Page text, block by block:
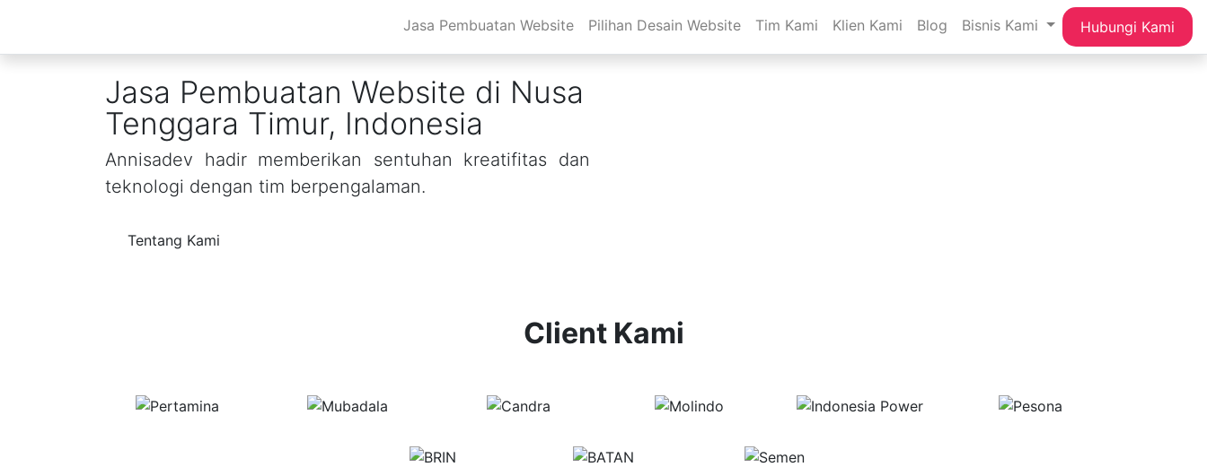
Jasa Pembuatan Website Pilihan Desain Website Tim Kami Klien Kami Blog Bisnis Kami Hubungi Kami
Jasa Pembuatan Website di Nusa
Tenggara Timur, Indonesia
Annisadev hadir memberikan sentuhan kreatifitas dan
teknologi dengan tim berpengalaman.
Tentang Kami
Client Kami